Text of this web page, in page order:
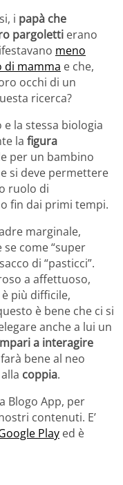
i papà che
pargoletti erano
meno
di mamma e che,
occhi di un
ricerca?
e la stessa biologia
la figura
per un bambino
si deve permettere
ruolo di
fin dai primi tempi.
marginale,
come “super
di “pasticci”.
a affettuoso,
più difficile,
è bene che ci si
anche a lui un
a interagire
bene al neo
coppia.
Blogo App, per
contenuti. E’
Play ed è